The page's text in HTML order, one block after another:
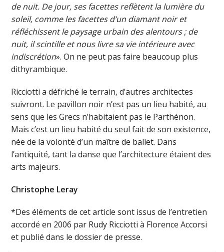
de nuit. De jour, ses facettes reflètent la lumière du
soleil, comme les facettes d’un diamant noir et
réfléchissent le paysage urbain des alentours ; de
nuit, il scintille et nous livre sa vie intérieure avec
indiscrétion». On ne peut pas faire beaucoup plus
dithyrambique.
Ricciotti a défriché le terrain, d’autres architectes
suivront. Le pavillon noir n’est pas un lieu habité, au
sens que les Grecs n’habitaient pas le Parthénon.
Mais c’est un lieu habité du seul fait de son existence,
née de la volonté d’un maître de ballet. Dans
l’antiquité, tant la danse que l’architecture étaient des
arts majeurs.
Christophe Leray
*Des éléments de cet article sont issus de l’entretien
accordé en 2006 par Rudy Ricciotti à Florence Accorsi
et publié dans le dossier de presse.